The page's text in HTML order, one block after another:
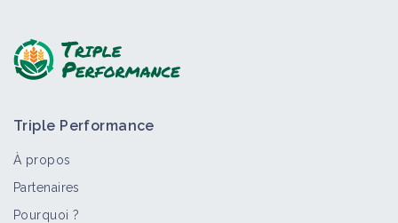
Triple Performance
À propos
Partenaires
Pourquoi ?